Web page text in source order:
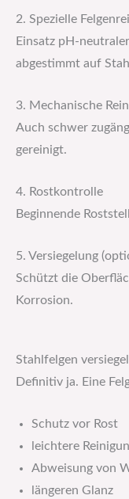
2. Spezielle
Einsatz pH-
abgestimmt auf
3. Mechanische
Auch schwer
gereinigt.
4. Rostkontrolle
Beginnende
5. Versiegelung
Schützt die
Korrosion.
Stahlfelgen
Definitiv ja. Eine
Schutz vor Rost
leichtere
Abweisung von
längeren Glanz